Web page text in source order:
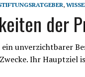
,
der
unverzichtbarer
Ihr Hauptziel